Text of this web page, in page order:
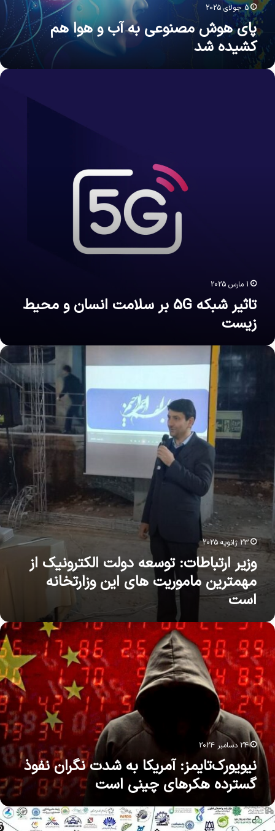
شد
5 جولای 2025
پای هوش مصنوعی به آب و هوا هم
کشیده شد
تاثیر
1 مارس 2025
تاثیر شبکه 5G بر سلامت انسان و محیط
زیست
وزیر
الکترونیک
وزارتخانه
است
23 ژانویه 2025
وزیر ارتباطات: توسعه دولت الکترونیک از
مهمترین ماموریت های این وزارتخانه
است
نیویورک‌تایمز:
آمریکا
به
شدت
نگران
نفوذ
گسترده
هکرهای
چینی
است
24 دسامبر 2024
نیویورک‌تایمز: آمریکا به شدت نگران نفوذ
گسترده هکرهای چینی است
معرفی
۵